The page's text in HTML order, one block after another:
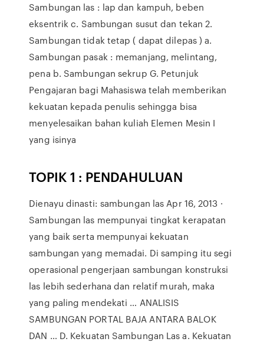
Sambungan las : lap dan kampuh, beben
eksentrik c. Sambungan susut dan tekan 2.
Sambungan tidak tetap ( dapat dilepas ) a.
Sambungan pasak : memanjang, melintang,
pena b. Sambungan sekrup G. Petunjuk
Pengajaran bagi Mahasiswa telah memberikan
kekuatan kepada penulis sehingga bisa
menyelesaikan bahan kuliah Elemen Mesin I
yang isinya
TOPIK 1 : PENDAHULUAN
Dienayu dinasti: sambungan las Apr 16, 2013 ·
Sambungan las mempunyai tingkat kerapatan
yang baik serta mempunyai kekuatan
sambungan yang memadai. Di samping itu segi
operasional pengerjaan sambungan konstruksi
las lebih sederhana dan relatif murah, maka
yang paling mendekati … ANALISIS
SAMBUNGAN PORTAL BAJA ANTARA BALOK
DAN … D. Kekuatan Sambungan Las a. Kekuatan